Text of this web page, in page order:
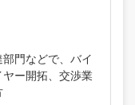
門などで、バイ
ー開拓、交渉業